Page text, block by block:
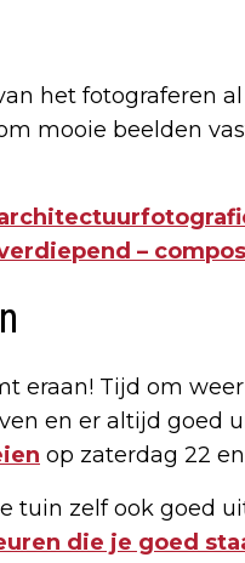
het fotograferen
mooie beelden
–
eraan! Tijd om
en er altijd goed
op zaterdag 22
tuin zelf ook goed
die je goed